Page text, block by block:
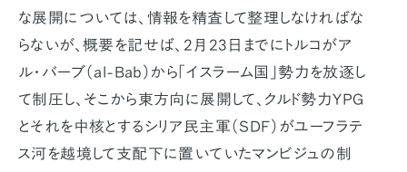
な展開については、情報を精査して整理しなければな
らないが、概要を記せば、2月23日までにトルコがア
ル・バーブ（al-Bab）から「イスラーム国」勢力を放逐し
て制圧し、そこから東方向に展開して、クルド勢力YPG
とそれを中核とするシリア民主軍（SDF）がユーフラテ
ス河を越境して支配下に置いていたマンビジュの制